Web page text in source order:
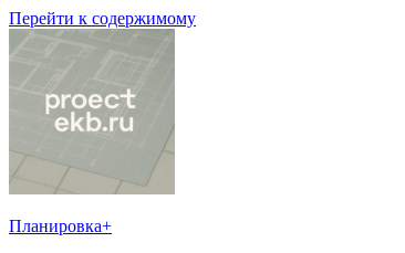
Перейти к содержимому
Планировка+